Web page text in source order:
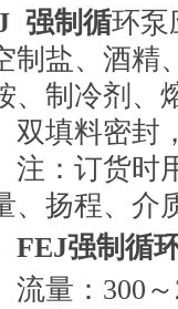
强制循环泵
制盐、酒精
、制冷剂、
料密封，
订货时用
、扬程、介
FEJ强制循
：300～